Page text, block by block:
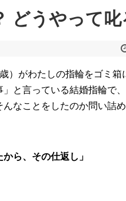
どうやって
）がわたしの指輪をゴミ箱
と言っている結婚指輪で
なことをしたのか問い詰
ら、その仕返し」